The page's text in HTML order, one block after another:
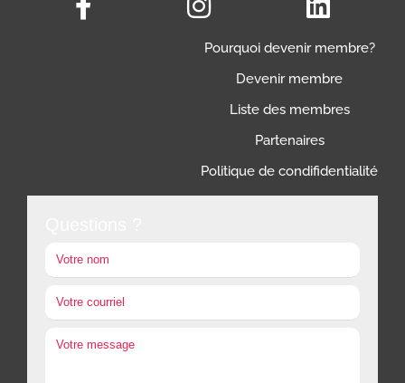
Pourquoi devenir membre?
Devenir membre
Liste des membres
Partenaires
Politique de condifidentialité